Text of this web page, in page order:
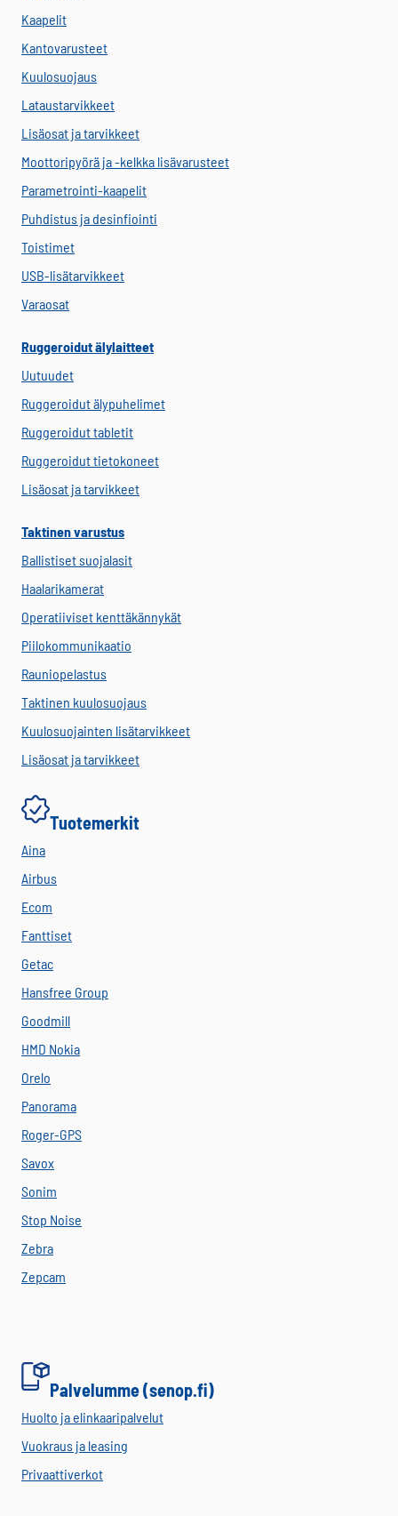
Kaapelit
Kantovarusteet
Kuulosuojaus
Lataustarvikkeet
Lisäosat ja tarvikkeet
Moottoripyörä ja -kelkka lisävarusteet
Parametrointi-kaapelit
Puhdistus ja desinfiointi
Toistimet
USB-lisätarvikkeet
Varaosat
Ruggeroidut älylaitteet
Uutuudet
Ruggeroidut älypuhelimet
Ruggeroidut tabletit
Ruggeroidut tietokoneet
Lisäosat ja tarvikkeet
Taktinen varustus
Ballistiset suojalasit
Haalarikamerat
Operatiiviset kenttäkännykät
Piilokommunikaatio
Rauniopelastus
Taktinen kuulosuojaus
Kuulosuojainten lisätarvikkeet
Lisäosat ja tarvikkeet
Tuotemerkit
Aina
Airbus
Ecom
Fanttiset
Getac
Hansfree Group
Goodmill
HMD Nokia
Orelo
Panorama
Roger-GPS
Savox
Sonim
Stop Noise
Zebra
Zepcam
Palvelumme (senop.fi)
Huolto ja elinkaaripalvelut
Vuokraus ja leasing
Privaattiverkot